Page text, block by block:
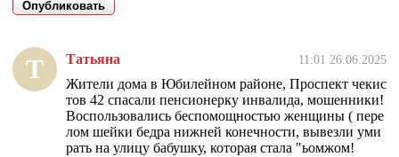
Т Татьяна 11:01 26.06.2025
Жители дома в Юбилейном районе, Проспект чекис
тов 42 спасали пенсионерку инвалида, мошенники!
Воспользовались беспомощностью женщины ( пере
лом шейки бедра нижней конечности, вывезли уми
рать на улицу бабушку, которая стала "ьомжом!